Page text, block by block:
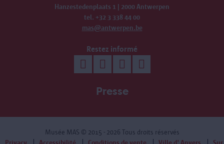
Hanzestedenplaats 1 | 2000 Antwerpen
tel. +32 3 338 44 00
mas@antwerpen.be
Restez informé
Presse
Musée MAS © 2015 - 2026 Tous droits réservés